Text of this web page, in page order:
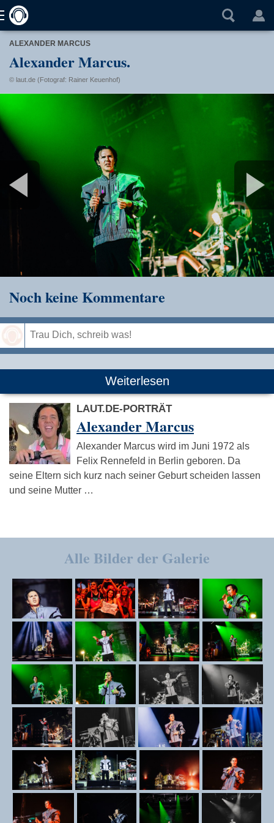
ALEXANDER MARCUS
Alexander Marcus.
© laut.de (Fotograf: Rainer Keuenhof)
Noch keine Kommentare
Weiterlesen
LAUT.DE-PORTRÄT
Alexander Marcus
Alexander Marcus wird im Juni 1972 als
Felix Rennefeld in Berlin geboren. Da
seine Eltern sich kurz nach seiner Geburt scheiden lassen
und seine Mutter …
Alle Bilder der Galerie